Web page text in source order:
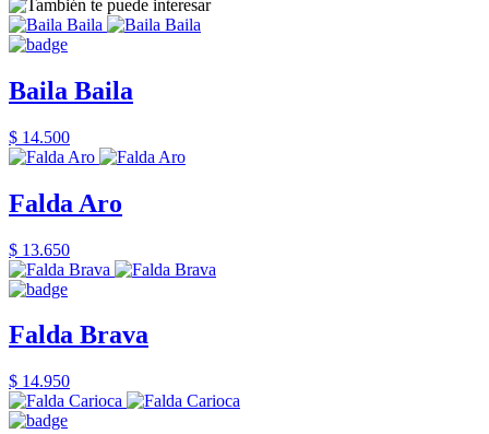
Baila Baila
$ 14.500
Falda Aro
$ 13.650
Falda Brava
$ 14.950